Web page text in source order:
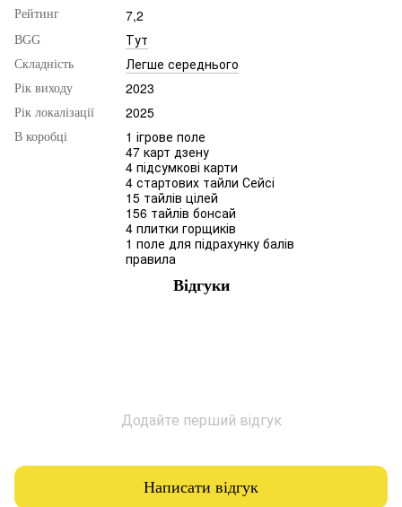
Рейтинг 7,2
BGG Тут
Складність Легше середнього
Рік виходу 2023
Рік локалізації 2025
В коробці
1 ігрове поле
47 карт дзену
4 підсумкові карти
4 стартових тайли Сейсі
15 тайлів цілей
156 тайлів бонсай
4 плитки горщиків
1 поле для підрахунку балів
правила
Відгуки
Додайте перший відгук
Написати відгук